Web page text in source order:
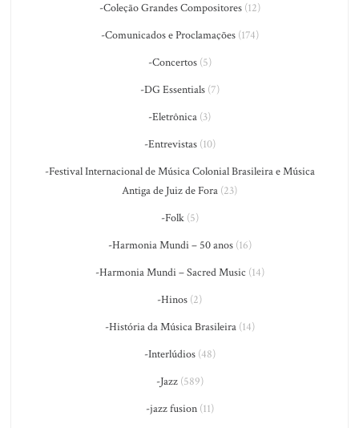
-Coleção Grandes Compositores(12)
-Comunicados e Proclamações(174)
-Concertos(5)
-DG Essentials(7)
-Eletrônica (3)
-Entrevistas(10)
-Festival Internacional de Música Colonial Brasileira e Música
Antiga de Juiz de Fora (23)
-Folk(5)
-Harmonia Mundi – 50 anos(16)
-Harmonia Mundi – Sacred Music (14)
-Hinos (2)
-História da Música Brasileira(14)
-Interlúdios(48)
-Jazz(589)
-jazz fusion(11)